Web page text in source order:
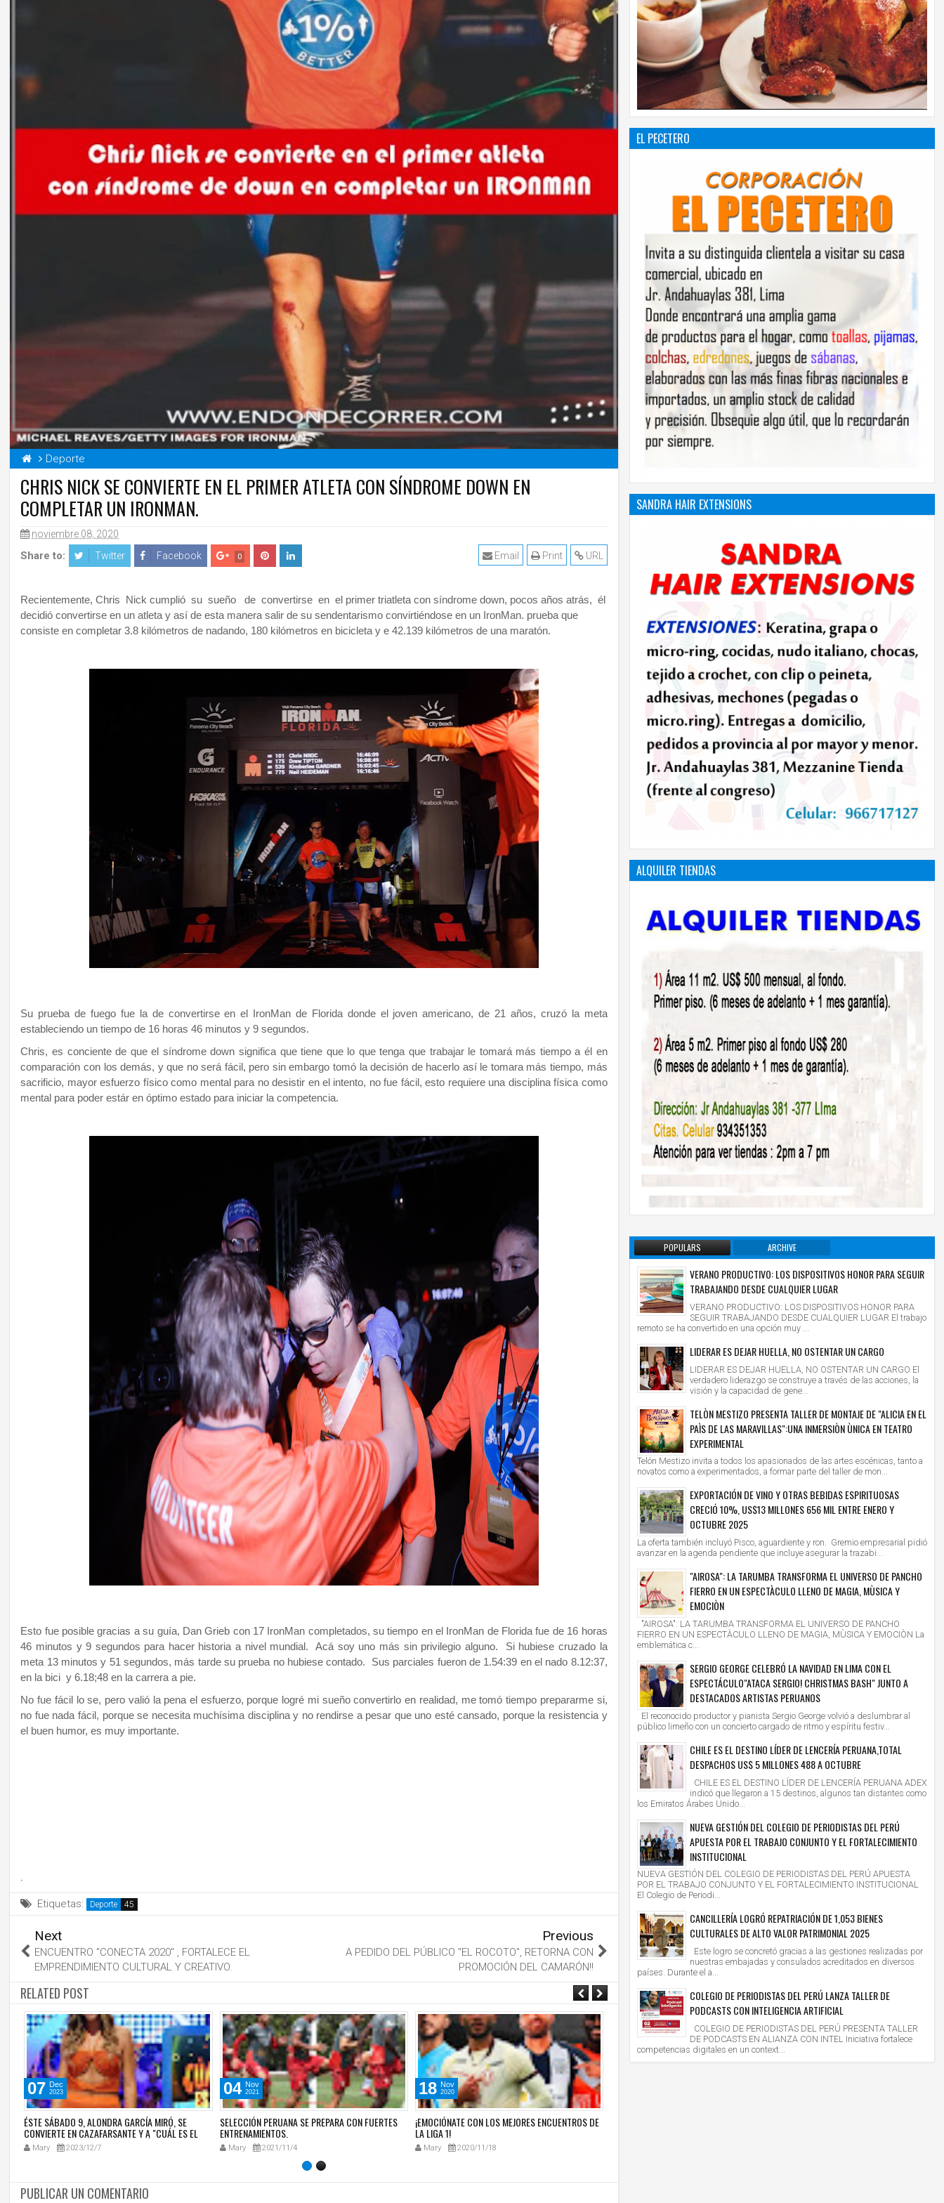
Deporte
CHRIS NICK SE CONVIERTE EN EL PRIMER ATLETA CON SÍNDROME DOWN EN
COMPLETAR UN IRONMAN.
noviembre 08, 2020
Share to: Twitter Facebook 0 URL
Print
Email
Recientemente, Chris Nick cumplió su sueño de convertirse en el primer triatleta con síndrome down, pocos años atrás, él
decidió convertirse en un atleta y así de esta manera salir de su sendentarismo convirtiéndose en un IronMan. prueba que
consiste en completar 3.8 kilómetros de nadando, 180 kilómetros en bicicleta y e 42.139 kilómetros de una maratón.
Su prueba de fuego fue la de convertirse en el IronMan de Florida donde el joven americano, de 21 años, cruzó la meta
estableciendo un tiempo de 16 horas 46 minutos y 9 segundos.
Chris, es conciente de que el síndrome down significa que tiene que lo que tenga que trabajar le tomará más tiempo a él en
comparación con los demás, y que no será fácil, pero sin embargo tomó la decisión de hacerlo así le tomara más tiempo, más
sacrificio, mayor esfuerzo físico como mental para no desistir en el intento, no fue fácil, esto requiere una disciplina física como
mental para poder estár en óptimo estado para iniciar la competencia.
Esto fue posible gracias a su guía, Dan Grieb con 17 IronMan completados, su tiempo en el IronMan de Florida fue de 16 horas
46 minutos y 9 segundos para hacer historia a nivel mundial. Acá soy uno más sin privilegio alguno. Si hubiese cruzado la
meta 13 minutos y 51 segundos, más tarde su prueba no hubiese contado. Sus parciales fueron de 1.54:39 en el nado 8.12:37,
en la bici y 6.18;48 en la carrera a pie.
No fue fácil lo se, pero valió la pena el esfuerzo, porque logré mi sueño convertirlo en realidad, me tomó tiempo prepararme si,
no fue nada fácil, porque se necesita muchísima disciplina y no rendirse a pesar que uno esté cansado, porque la resistencia y
el buen humor, es muy importante.
Etiquetas: Deporte
Next
ENCUENTRO "CONECTA 2020" , FORTALECE EL
EMPRENDIMIENTO CULTURAL Y CREATIVO.
Previous
A PEDIDO DEL PÚBLICO "EL ROCOTO", RETORNA CON
PROMOCIÓN DEL CAMARÓN!!
RELATED POST
07 Dec
2023
ÉSTE SÁBADO 9, ALONDRA GARCÍA MIRÓ, SE
CONVIERTE EN CAZAFARSANTE Y A "CUÁL ES EL
VERDADERO?SE ENFRENTA A LA PÁNFILA Y
SEBASTIÁN MONTEGHIRFO.
Mary 2023/12/7
04 Nov
2021
SELECCIÓN PERUANA SE PREPARA CON FUERTES
ENTRENAMIENTOS.
Mary 2021/11/4
18 Nov
2020
¡EMOCIÓNATE CON LOS MEJORES ENCUENTROS DE
LA LIGA 1!
Mary 2020/11/18
PUBLICAR UN COMENTARIO
EL PECETERO
SANDRA HAIR EXTENSIONS
ALQUILER TIENDAS
POPULARS ARCHIVE
VERANO PRODUCTIVO: LOS DISPOSITIVOS HONOR PARA SEGUIR
TRABAJANDO DESDE CUALQUIER LUGAR
VERANO PRODUCTIVO: LOS DISPOSITIVOS HONOR PARA
SEGUIR TRABAJANDO DESDE CUALQUIER LUGAR El trabajo
remoto se ha convertido en una opción muy ...
LIDERAR ES DEJAR HUELLA, NO OSTENTAR UN CARGO
LIDERAR ES DEJAR HUELLA, NO OSTENTAR UN CARGO El
verdadero liderazgo se construye a través de las acciones, la
visión y la capacidad de gene...
TELÒN MESTIZO PRESENTA TALLER DE MONTAJE DE "ALICIA EN EL
PAÌS DE LAS MARAVILLAS":UNA INMERSIÒN ÙNICA EN TEATRO
EXPERIMENTAL
Telón Mestizo invita a todos los apasionados de las artes escénicas, tanto a
novatos como a experimentados, a formar parte del taller de mon...
EXPORTACIÓN DE VINO Y OTRAS BEBIDAS ESPIRITUOSAS
CRECIÓ 10%, US$13 MILLONES 656 MIL ENTRE ENERO Y
OCTUBRE 2025
La oferta también incluyó Pisco, aguardiente y ron. Gremio empresarial pidió
avanzar en la agenda pendiente que incluye asegurar la trazabi...
"AIROSA": LA TARUMBA TRANSFORMA EL UNIVERSO DE PANCHO
FIERRO EN UN ESPECTÀCULO LLENO DE MAGIA, MÙSICA Y
EMOCIÒN
"AIROSA": LA TARUMBA TRANSFORMA EL UNIVERSO DE PANCHO
FIERRO EN UN ESPECTÀCULO LLENO DE MAGIA, MÙSICA Y EMOCIÒN La
emblemática c...
SERGIO GEORGE CELEBRÓ LA NAVIDAD EN LIMA CON EL
ESPECTÁCULO"ATACA SERGIO! CHRISTMAS BASH" JUNTO A
DESTACADOS ARTISTAS PERUANOS
El reconocido productor y pianista Sergio George volvió a deslumbrar al
público limeño con un concierto cargado de ritmo y espíritu festiv...
CHILE ES EL DESTINO LÍDER DE LENCERÍA PERUANA,TOTAL
DESPACHOS US$ 5 MILLONES 488 A OCTUBRE
CHILE ES EL DESTINO LÍDER DE LENCERÍA PERUANA ADEX
indicó que llegaron a 15 destinos, algunos tan distantes como
los Emiratos Árabes Unido...
NUEVA GESTIÓN DEL COLEGIO DE PERIODISTAS DEL PERÚ
APUESTA POR EL TRABAJO CONJUNTO Y EL FORTALECIMIENTO
INSTITUCIONAL
NUEVA GESTIÓN DEL COLEGIO DE PERIODISTAS DEL PERÚ APUESTA
POR EL TRABAJO CONJUNTO Y EL FORTALECIMIENTO INSTITUCIONAL
El Colegio de Periodi...
CANCILLERÍA LOGRÓ REPATRIACIÓN DE 1,053 BIENES
CULTURALES DE ALTO VALOR PATRIMONIAL 2025
Este logro se concretó gracias a las gestiones realizadas por
nuestras embajadas y consulados acreditados en diversos
países. Durante el a...
COLEGIO DE PERIODISTAS DEL PERÚ LANZA TALLER DE
PODCASTS CON INTELIGENCIA ARTIFICIAL
COLEGIO DE PERIODISTAS DEL PERÚ PRESENTA TALLER
DE PODCASTS EN ALIANZA CON INTEL Iniciativa fortalece
competencias digitales en un context...